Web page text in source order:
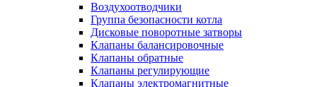
Воздухоотводчики
Группа безопасности котла
Дисковые поворотные затворы
Клапаны балансировочные
Клапаны обратные
Клапаны регулирующие
Клапаны электромагнитные